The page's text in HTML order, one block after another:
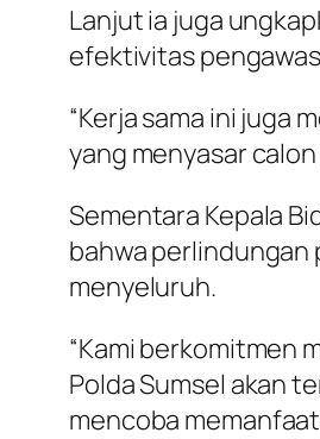
Lanjut ia juga
efektivitas
“Kerja sama ini juga
yang menyasar
Sementara Kepala
bahwa perlindungan
menyeluruh.
“Kami berkomitmen
Polda Sumsel akan
mencoba